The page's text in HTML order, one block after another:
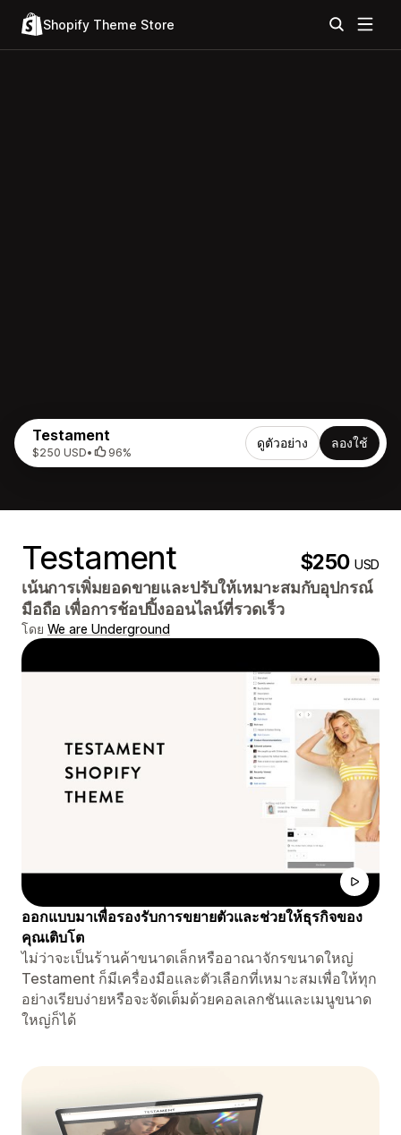
Shopify Theme Store
Testament
$250 USD• 96%
ดูตัวอย่าง ลองใช้
Testament $250USD
เน้นการเพิ่มยอดขายและปรับให้เหมาะสมกับอุปกรณ์
มือถือ เพื่อการช้อปปิ้งออนไลน์ที่รวดเร็ว
โดย We are Underground
ออกแบบมาเพื่อรองรับการขยายตัวและช่วยให้ธุรกิจของ
คุณเติบโต
ไม่ว่าจะเป็นร้านค้าขนาดเล็กหรืออาณาจักรขนาดใหญ่
Testament ก็มีเครื่องมือและตัวเลือกที่เหมาะสมเพื่อให้ทุก
อย่างเรียบง่ายหรือจะจัดเต็มด้วยคอลเลกชันและเมนูขนาด
ใหญ่ก็ได้